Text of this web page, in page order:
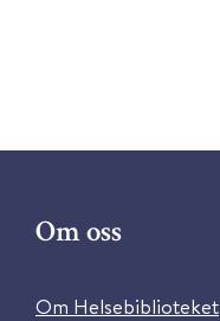
Om oss
Om Helsebiblioteket